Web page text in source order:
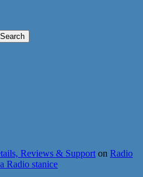
Search
Reviews & Support on Radio
Radio stanice